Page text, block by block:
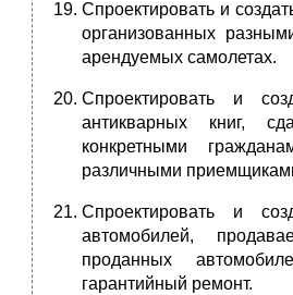
Спроектировать и
организованных
арендуемых самолетах.
Спроектировать и
антикварных книг,
конкретными
различными
Спроектировать и
автомобилей,
проданных
гарантийный ремонт.